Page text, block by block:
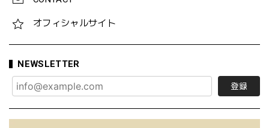
オフィシャルサイト
NEWSLETTER
登録